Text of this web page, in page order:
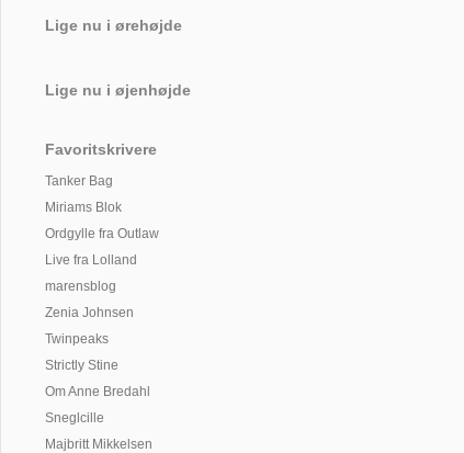
Lige nu i ørehøjde
Lige nu i øjenhøjde
Favoritskrivere
Tanker Bag
Miriams Blok
Ordgylle fra Outlaw
Live fra Lolland
marensblog
Zenia Johnsen
Twinpeaks
Strictly Stine
Om Anne Bredahl
Sneglcille
Majbritt Mikkelsen